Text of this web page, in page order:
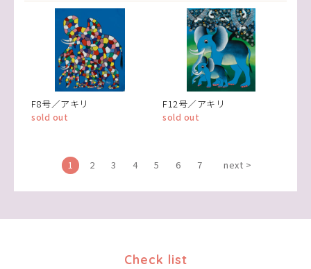
F8号／アキリ
sold out
F12号／アキリ
sold out
1 2 3 4 5 6 7 next >
Check list